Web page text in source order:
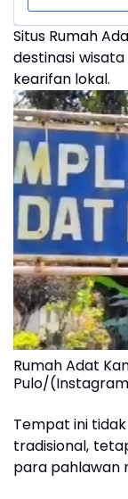
Situs Rumah
destinasi
kearifan lokal.
Rumah Adat
Pulo/
Tempat ini
tradisional,
para pahlawan